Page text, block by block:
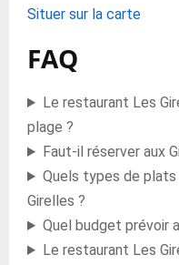
Situer sur la carte
FAQ
Le restaurant Les
plage ?
Faut-il réserver aux
Quels types de
Girelles ?
Quel budget prévoir
Le restaurant Les